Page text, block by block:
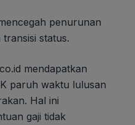
penurunan
transisi status.
mendapatkan
paruh waktu lulusan
Hal ini
gaji tidak